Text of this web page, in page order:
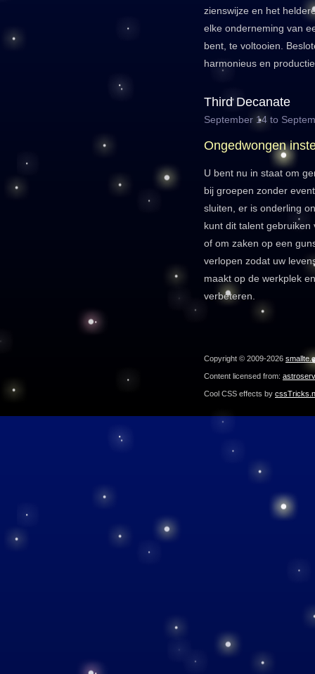
zienswijze en het
elke onderneming van
bent, te voltooien.
harmonieus en
Third Decanate
September 14 to
Ongedwongen
U bent nu in staat om
bij groepen zonder
sluiten, er is onderling
kunt dit talent
of om zaken op een
verlopen zodat uw
maakt op de werkplek
verbeteren.
Copyright © 2009-2026
Content licensed from:
Cool CSS effects by